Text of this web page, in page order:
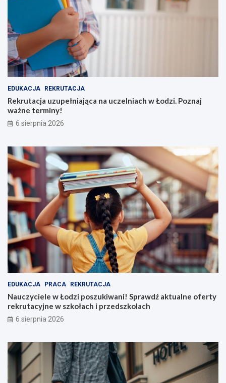
EDUKACJA REKRUTACJA
Rekrutacja uzupełniająca na uczelniach w Łodzi. Poznaj
ważne terminy!
6 sierpnia 2026
EDUKACJA PRACA REKRUTACJA
Nauczyciele w Łodzi poszukiwani! Sprawdź aktualne oferty
rekrutacyjne w szkołach i przedszkolach
6 sierpnia 2026